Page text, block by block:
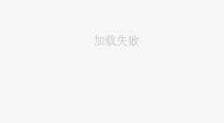
加载失败